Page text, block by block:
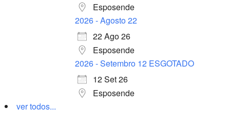
Esposende
2026 - Agosto 22
22 Ago 26
Esposende
2026 - Setembro 12 ESGOTADO
12 Set 26
Esposende
ver todos...